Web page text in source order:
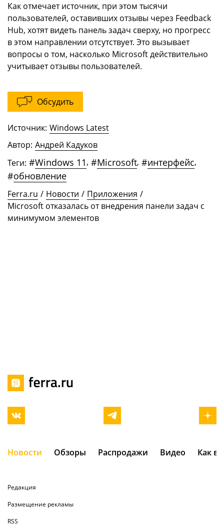
Как отмечает источник, при этом тысячи
пользователей, оставивших отзывы через Feedback
Hub, хотят видеть панель задач сверху, но прогресс
в этом направлении отсутствует. Это вызывает
вопросы о том, насколько Microsoft действительно
учитывает отзывы пользователей.
Обсудить
Источник: Windows Latest
Автор: Андрей Кадуков
Теги: #Windows 11, #Microsoft, #интерфейс,
#обновление
Ferra.ru / Новости / Приложения /
Microsoft отказалась от внедрения панели задач с
минимумом элементов
Новости Обзоры Распродажи Видео Как
Редакция
Размещение рекламы
RSS